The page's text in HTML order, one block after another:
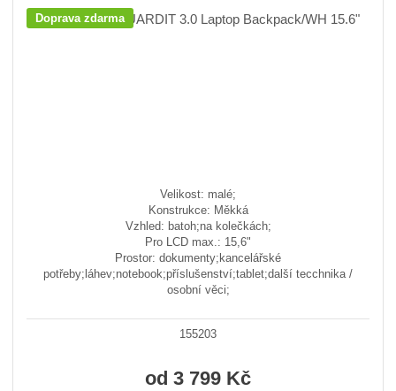
Doprava zdarma
Velikost: malé;
Konstrukce: Měkká
Vzhled: batoh;na kolečkách;
Pro LCD max.: 15,6"
Prostor: dokumenty;kancelářské
potřeby;láhev;notebook;příslušenství;tablet;další tecchnika /
osobní věci;
155203
od 3 799 Kč